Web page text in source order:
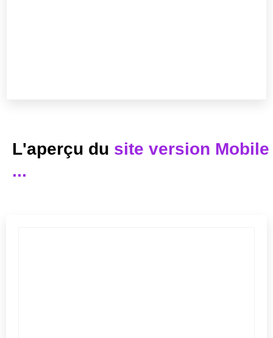
L'aperçu du site version Mobile
...